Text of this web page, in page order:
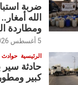
ضربة
الله
ومطاردة
5 أغسطس 2026
الرئيسية حوادث
حادثة
كبير